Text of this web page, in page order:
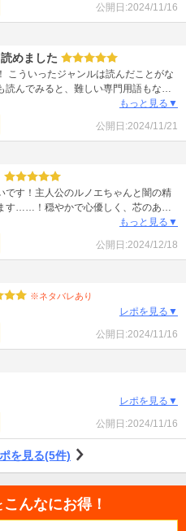
公開日:2024/11/16
めました
こういったジャンルは読んだことがな
んでみると、難しい専門用語もない
づいたら3巻まで購入してました。 今
開拓しようと思います。ありがとう
もっと見る▼
公開日:2024/11/21
です！主人公のルノエちゃんと闇の精
す……！穏やかで心優しく、芯のある
新も毎回楽しみにしています〜！
もっと見る▼
公開日:2024/12/18
※ネタバレあり
レポを見る▼
公開日:2024/11/16
レポを見る▼
公開日:2024/11/16
を見る(5件)
こんなにお得！